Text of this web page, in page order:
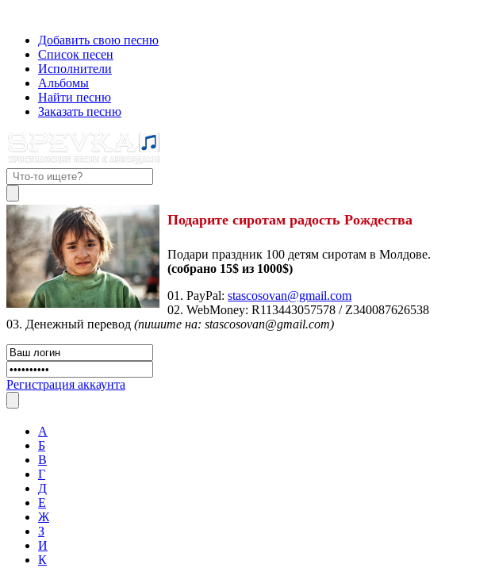
Добавить свою песню
Список песен
Исполнители
Альбомы
Найти песню
Заказать песню
Подарите сиротам радость Рождества
Подари праздник 100 детям сиротам в Молдове.
(собрано 15$ из 1000$)
01. PayPal:stascosovan@gmail.com
02. WebMoney:R113443057578 / Z340087626538
03. Денежный перевод (пишите на: stascosovan@gmail.com)
Регистрация аккаунта
А
Б
В
Г
Д
Е
Ж
З
И
К